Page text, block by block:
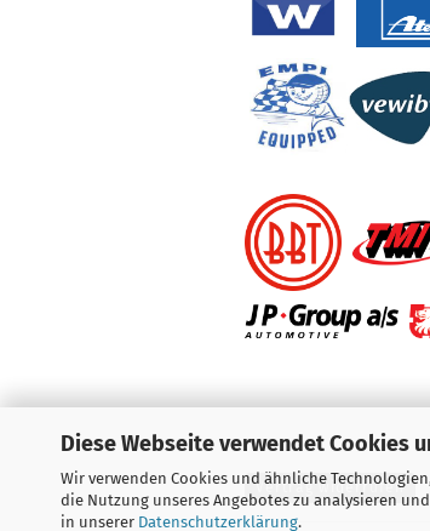
Diese Webseite verwendet Cookies
Wir verwenden Cookies und ähnliche
die Nutzung unseres Angebotes zu analysieren
in unserer Datenschutzerklärung.
Vertrag widerrufen